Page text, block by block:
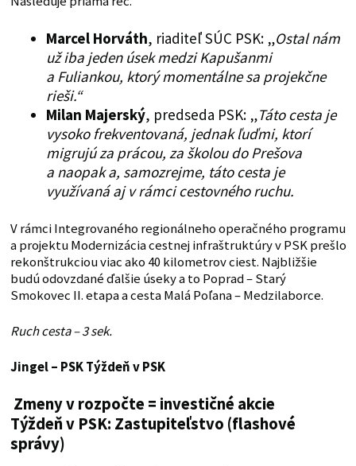
Marcel Horváth, riaditeľ SÚC PSK: „Ostal nám
už iba jeden úsek medzi Kapušanmi
a Fuliankou, ktorý momentálne sa projekčne
rieši.“
Milan Majerský, predseda PSK: „Táto cesta je
vysoko frekventovaná, jednak ľuďmi, ktorí
migrujú za prácou, za školou do Prešova
a naopak a, samozrejme, táto cesta je
využívaná aj v rámci cestovného ruchu.
V rámci Integrovaného regionálneho operačného programu
a projektu Modernizácia cestnej infraštruktúry v PSK prešlo
rekonštrukciou viac ako 40 kilometrov ciest. Najbližšie
budú odovzdané ďalšie úseky a to Poprad – Starý
Smokovec II. etapa a cesta Malá Poľana – Medzilaborce.
Ruch cesta – 3 sek.
Jingel – PSK Týždeň v PSK
Zmeny v rozpočte = investičné akcie
Týždeň v PSK: Zastupiteľstvo (flashové
správy)